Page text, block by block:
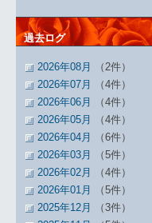
過去ログ
2026年08月
（2件）
2026年07月
（4件）
2026年06月
（4件）
2026年05月
（4件）
2026年04月
（6件）
2026年03月
（5件）
2026年02月
（4件）
2026年01月
（5件）
2025年12月
（3件）